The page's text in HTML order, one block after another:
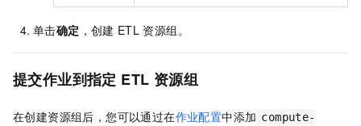
单击确定 ，创建 ETL 资源组。
提交作业到指定 ETL 资源组
在创建资源组后，您可以通过在作业配置中添加 compute-